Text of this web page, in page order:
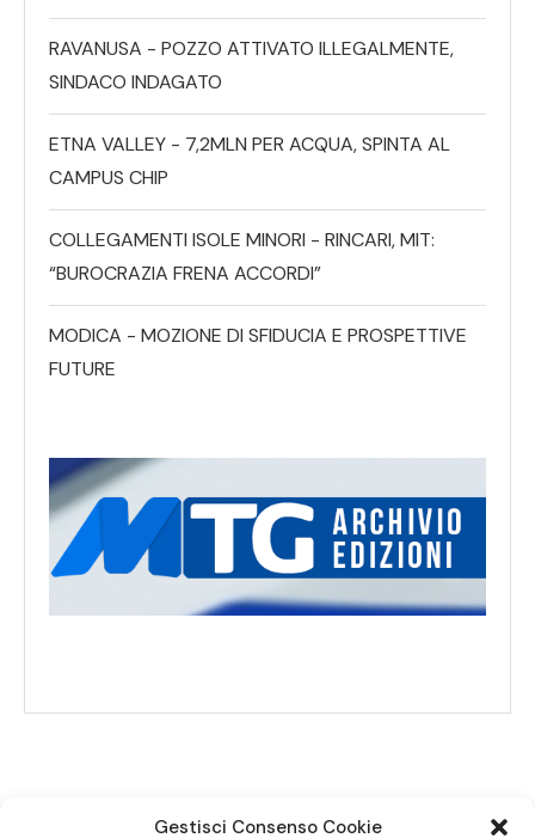
Gestisci Consenso Cookie
RAVANUSA - POZZO ATTIVATO ILLEGALMENTE,
SINDACO INDAGATO
ETNA VALLEY - 7,2MLN PER ACQUA, SPINTA AL
CAMPUS CHIP
COLLEGAMENTI ISOLE MINORI - RINCARI, MIT:
“BUROCRAZIA FRENA ACCORDI”
MODICA - MOZIONE DI SFIDUCIA E PROSPETTIVE
FUTURE